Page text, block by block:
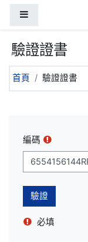
驗證證書
首頁 驗證證書
編碼
必填